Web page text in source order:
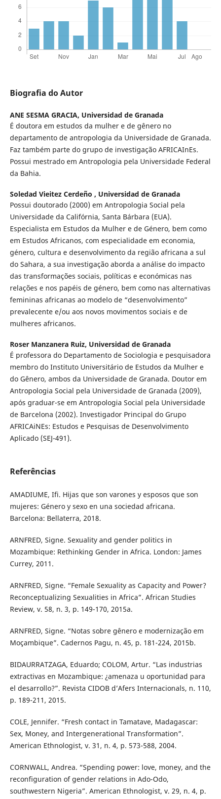
Biografia do Autor
ANE SESMA GRACIA, Universidad de Granada
É doutora em estudos da mulher e de gênero no
departamento de antropologia da Universidade de Granada.
Faz também parte do grupo de investigação AFRICAInEs.
Possui mestrado em Antropologia pela Universidade Federal
da Bahia.
Soledad Vieitez Cerdeño , Universidad de Granada
Possui doutorado (2000) em Antropologia Social pela
Universidade da Califórnia, Santa Bárbara (EUA).
Especialista em Estudos da Mulher e de Género, bem como
em Estudos Africanos, com especialidade em economia,
género, cultura e desenvolvimento da região africana a sul
do Sahara, a sua investigação aborda a análise do impacto
das transformações sociais, políticas e económicas nas
relações e nos papéis de género, bem como nas alternativas
femininas africanas ao modelo de “desenvolvimento”
prevalecente e/ou aos novos movimentos sociais e de
mulheres africanos.
Roser Manzanera Ruiz, Universidad de Granada
É professora do Departamento de Sociologia e pesquisadora
membro do Instituto Universitário de Estudos da Mulher e
do Gênero, ambos da Universidade de Granada. Doutor em
Antropologia Social pela Universidade de Granada (2009),
após graduar-se em Antropologia Social pela Universidade
de Barcelona (2002). Investigador Principal do Grupo
AFRICAiNEs: Estudos e Pesquisas de Desenvolvimento
Aplicado (SEJ-491).
Referências
AMADIUME, Ifi. Hijas que son varones y esposos que son
mujeres: Género y sexo en una sociedad africana.
Barcelona: Bellaterra, 2018.
ARNFRED, Signe. Sexuality and gender politics in
Mozambique: Rethinking Gender in Africa. London: James
Currey, 2011.
ARNFRED, Signe. “Female Sexuality as Capacity and Power?
Reconceptualizing Sexualities in Africa”. African Studies
Review, v. 58, n. 3, p. 149-170, 2015a.
ARNFRED, Signe. “Notas sobre gênero e modernização em
Moçambique”. Cadernos Pagu, n. 45, p. 181-224, 2015b.
BIDAURRATZAGA, Eduardo; COLOM, Artur. “Las industrias
extractivas en Mozambique: ¿amenaza u oportunidad para
el desarrollo?”. Revista CIDOB d’Afers Internacionals, n. 110,
p. 189-211, 2015.
COLE, Jennifer. “Fresh contact in Tamatave, Madagascar:
Sex, Money, and Intergenerational Transformation”.
American Ethnologist, v. 31, n. 4, p. 573-588, 2004.
CORNWALL, Andrea. “Spending power: love, money, and the
reconfiguration of gender relations in Ado-Odo,
southwestern Nigeria”. American Ethnologist, v. 29, n. 4, p.